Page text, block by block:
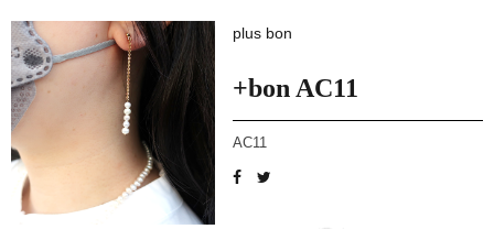
plus bon
+bon AC11
AC11